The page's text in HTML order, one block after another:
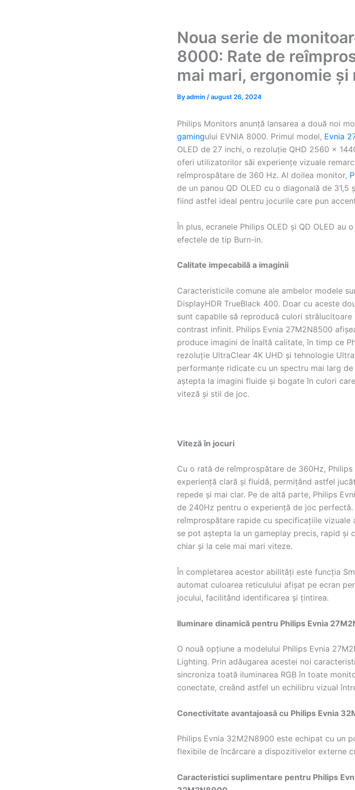
Noua serie de
8000: Rate de
mai mari, ergonomie
Byadmin /august 26, 2024
Philips Monitors anunță lansarea a două noi
gamingului EVNIA 8000. Primul model, Evnia
OLED de 27 inchi, o rezoluție QHD 2560 x
oferi utilizatorilor săi experiențe vizuale
reîmprospătare de 360 Hz. Al doilea monitor,
de un panou QD OLED cu o diagonală de
fiind astfel ideal pentru jocurile care pun
În plus, ecranele Philips OLED și QD OLED au
efectele de tip Burn-in.
Calitate impecabilă a imaginii
Caracteristicile comune ale ambelor modele
DisplayHDR TrueBlack 400. Doar cu aceste
sunt capabile să reproducă culori
contrast infinit. Philips Evnia 27M2N8500
produce imagini de înaltă calitate, în timp ce
rezoluție UltraClear 4K UHD și tehnologie
performanțe ridicate cu un spectru mai larg
aștepta la imagini fluide și bogate în culori
viteză și stil de joc.
Viteză în jocuri
Cu o rată de reîmprospătare de 360Hz,
experiență clară și fluidă, permițând astfel
repede și mai clar. Pe de altă parte, Philips
de 240Hz pentru o experiență de joc
reîmprospătare rapide cu specificațiile vizuale
se pot aștepta la un gameplay precis, rapid și
chiar și la cele mai mari viteze.
În completarea acestor abilități este funcția
automat culoarea reticulului afișat pe ecran
jocului, facilitând identificarea și țintirea.
Iluminare dinamică pentru Philips Evnia
O nouă opțiune a modelului Philips Evnia
Lighting. Prin adăugarea acestei noi
sincroniza toată iluminarea RGB în toate
conectate, creând astfel un echilibru vizual
Conectivitate avantajoasă cu Philips Evnia
Philips Evnia 32M2N8900 este echipat cu un
flexibile de încărcare a dispozitivelor externe
Caracteristici suplimentare pentru Philips